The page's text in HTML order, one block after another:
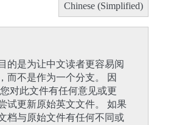
Chinese (Simplified)
的是为让中文读者更容易阅
而不是作为一个分支。 因
对此文件有任何意见或更
试更新原始英文文件。 如果
档与原始文件有任何不同或